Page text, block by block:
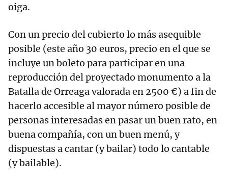
oiga.
Con un precio del cubierto lo más asequible
posible (este año 30 euros, precio en el que se
incluye un boleto para participar en una
reproducción del proyectado monumento a la
Batalla de Orreaga valorada en 2500 €) a fin de
hacerlo accesible al mayor número posible de
personas interesadas en pasar un buen rato, en
buena compañía, con un buen menú, y
dispuestas a cantar (y bailar) todo lo cantable
(y bailable).